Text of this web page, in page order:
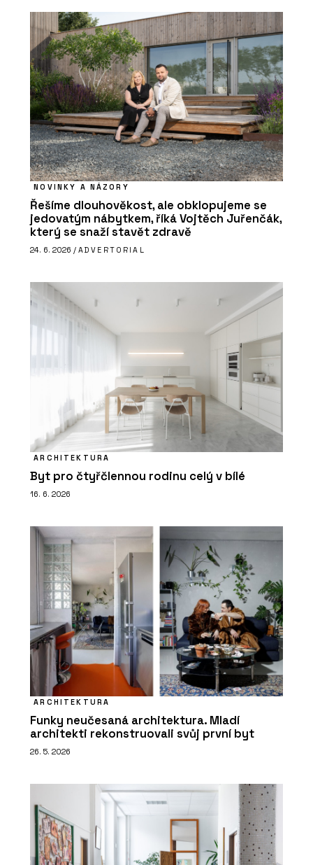
NOVINKY A NÁZORY
Řešíme dlouhověkost, ale obklopujeme se
jedovatým nábytkem, říká Vojtěch Juřenčák,
který se snaží stavět zdravě
24. 6. 2026 / ADVERTORIAL
ARCHITEKTURA
Byt pro čtyřčlennou rodinu celý v bílé
16. 6. 2026
ARCHITEKTURA
Funky neučesaná architektura. Mladí
architekti rekonstruovali svůj první byt
26. 5. 2026